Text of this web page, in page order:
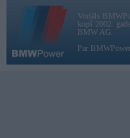
Vortāls
kopš 2002.
BMW AG.
Par BMWPower